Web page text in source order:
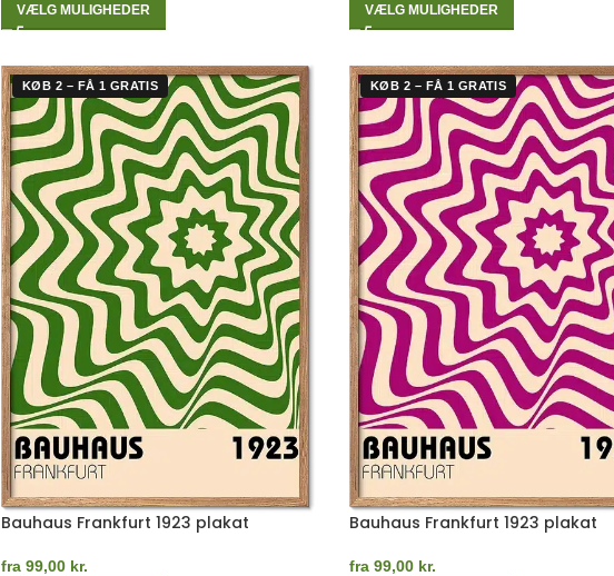
VÆLG MULIGHEDER VÆLG MULIGHEDER
KØB 2 – FÅ 1 GRATIS
Bauhaus Frankfurt 1923 plakat
fra 99,00 kr.
KØB 2 – FÅ 1 GRATIS
Bauhaus Frankfurt 1923 plakat
fra 99,00 kr.